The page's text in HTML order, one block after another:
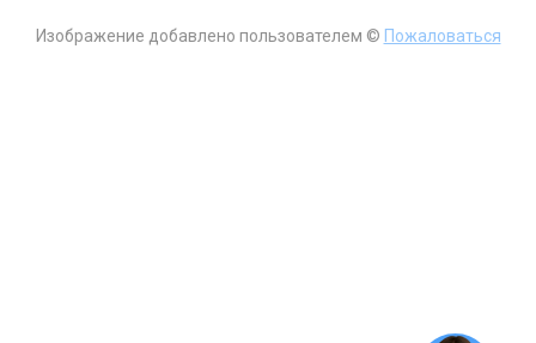
Изображение добавлено пользователем © Пожаловаться